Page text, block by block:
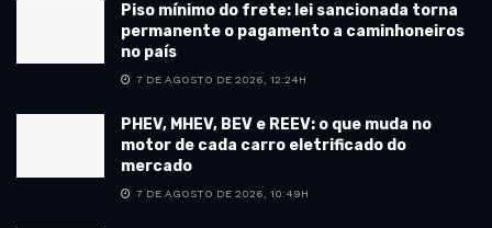
Piso mínimo do frete: lei sancionada torna
permanente o pagamento a caminhoneiros
no país
7 DE AGOSTO DE 2026, 12:24H
PHEV, MHEV, BEV e REEV: o que muda no
motor de cada carro eletrificado do
mercado
7 DE AGOSTO DE 2026, 10:49H